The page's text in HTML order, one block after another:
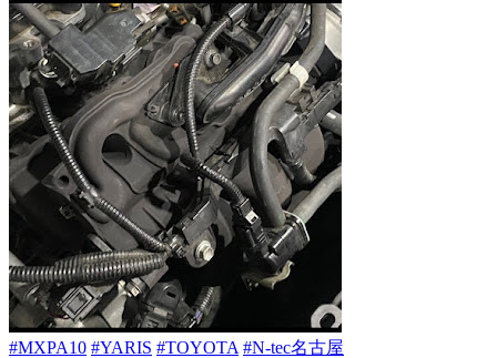
#MXPA10 #YARIS #TOYOTA #N-tec名古屋